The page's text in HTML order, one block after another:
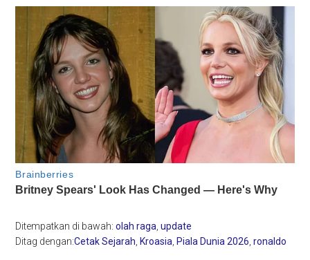
Ditempatkan di bawah:olah raga ,update
Ditag dengan:Cetak Sejarah Kroasia Piala Dunia 2026 ,ronaldo